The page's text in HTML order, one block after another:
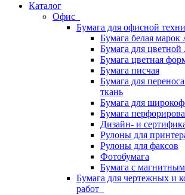
Каталог
Офис
Бумага для офисной
Бумага белая
Бумага для цветной
Бумага цветная
Бумага писчая
Бумага для
ткань
Бумага для
Бумага
Дизайн- и
Рулоны для
Рулоны для факсов
Фотобумага
Бумага с
Бумага для чертежных и
работ